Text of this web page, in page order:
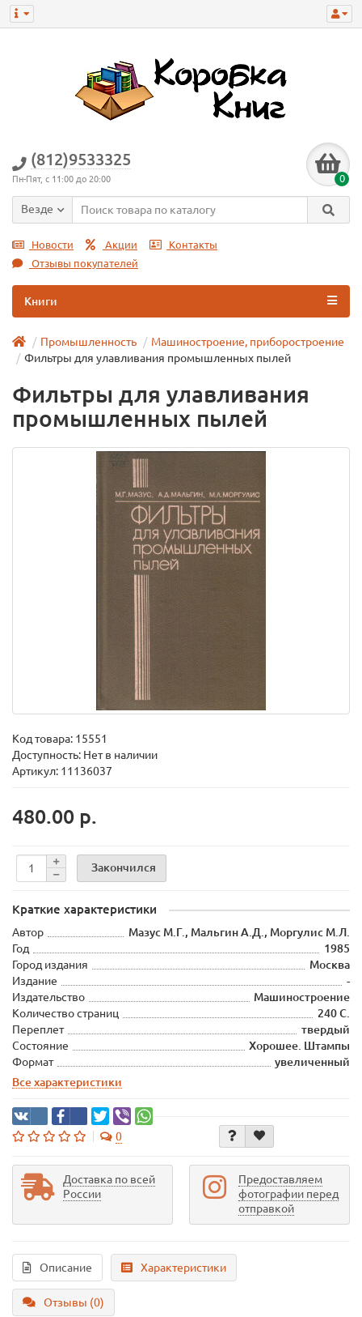
(812)9533325
Пн-Пят, с 11:00 до 20:00 0
Везде
Новости Акции
Контакты
Отзывы покупателей
Книги
Промышленность
Машиностроение, приборостроение
Фильтры для улавливания промышленных пылей
Фильтры для улавливания
промышленных пылей
Код товара: 15551
Доступность: Нет в наличии
Артикул: 11136037
480.00 р.
Закончился
Краткие характеристики
Автор
Мазус М.Г., Мальгин А.Д., Моргулис М.Л.
Год
1985
Город издания
Москва
Издание
-
Издательство
Машиностроение
Количество страниц
240 С.
Переплет
твердый
Состояние
Хорошее. Штампы
Формат
увеличенный
Все характеристики
0
Доставка по всей
России
Предоставляем
фотографии перед
отправкой
Описание Характеристики
Отзывы (0)